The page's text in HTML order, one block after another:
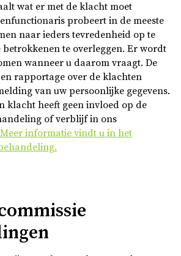
wat er met de klacht moet
probeert in de meeste
naar ieders tevredenheid op te
te overleggen. Er wordt
wanneer u daarom vraagt. De
rapportage over de klachten
van uw persoonlijke gegevens.
klacht heeft geen invloed op de
of verblijf in ons
Meer informatie vindt u in het